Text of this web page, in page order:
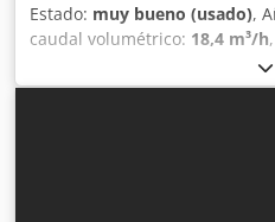
Estado: muy bueno (usado),
caudal volumétrico: 18,4 m³/h
, Compresor de tornillo
Capacidad 18,40 m3/min
2014 Dcodot Au Tbopfx Ag